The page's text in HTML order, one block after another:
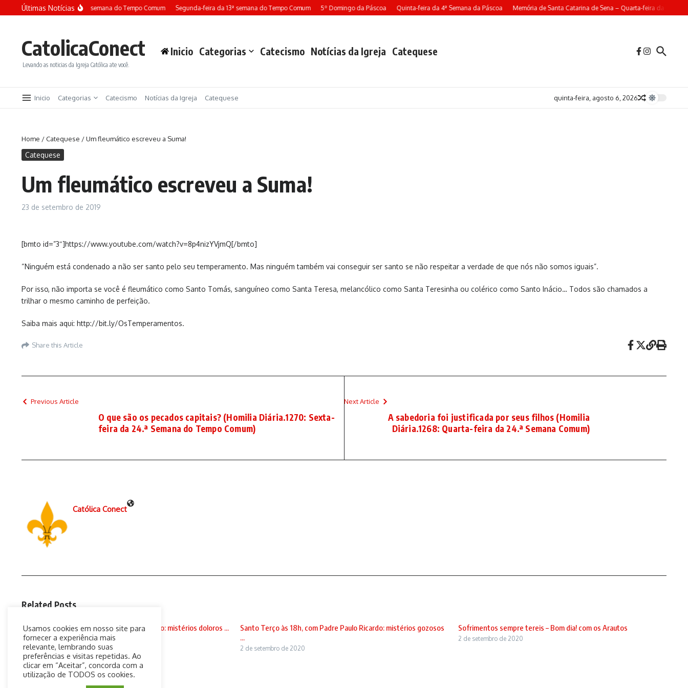
Ir para o conteúdo
Últimas Notícias
Terça-feira da 13ª semana do Tempo Comum Segunda-feira da 13ª semana do Tempo Comum 5º Domingo da Páscoa Quinta-feira da 4ª Semana da Páscoa Memória de Santa Catarina de Sena – Quarta-feira da 4ª
CatolicaConect
Levando as noticias da Igreja Católica ate você.
Inicio Categorias Catecismo Notícias da Igreja Catequese
Inicio Categorias Catecismo Notícias da Igreja Catequese quinta-feira, agosto 6, 2026
Home /Catequese /Um fleumático escreveu a Suma!
Catequese
Um fleumático escreveu a Suma!
23 de setembro de 2019
[bmto id=”3″]https://www.youtube.com/watch?v=8p4nizYVjmQ[/bmto]
“Ninguém está condenado a não ser santo pelo seu temperamento. Mas ninguém também vai conseguir ser santo se não respeitar a verdade de que nós não somos iguais”.
Por isso, não importa se você é fleumático como Santo Tomás, sanguíneo como Santa Teresa, melancólico como Santa Teresinha ou colérico como Santo Inácio… Todos são chamados a
trilhar o mesmo caminho de perfeição.
Saiba mais aqui: http://bit.ly/OsTemperamentos.
Share this Article
Previous Article
O que são os pecados capitais? (Homilia Diária.1270: Sexta-
feira da 24.ª Semana do Tempo Comum)
Next Article
A sabedoria foi justificada por seus filhos (Homilia
Diária.1268: Quarta-feira da 24.ª Semana Comum)
Católica Conect
Related Posts
Santo Terço às 18h, com Padre Paulo Ricardo: mistérios doloros ...
2 de setembro de 2020
Santo Terço às 18h, com Padre Paulo Ricardo: mistérios gozosos
...
2 de setembro de 2020
Sofrimentos sempre tereis – Bom dia! com os Arautos
2 de setembro de 2020
Usamos cookies em nosso site para
fornecer a experiência mais
relevante, lembrando suas
preferências e visitas repetidas. Ao
clicar em “Aceitar”, concorda com a
utilização de TODOS os cookies.